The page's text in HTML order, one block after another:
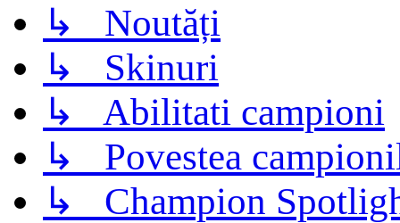
↳ Noutăți
↳ Skinuri
↳ Abilitati campioni
↳ Povestea
↳ Champion